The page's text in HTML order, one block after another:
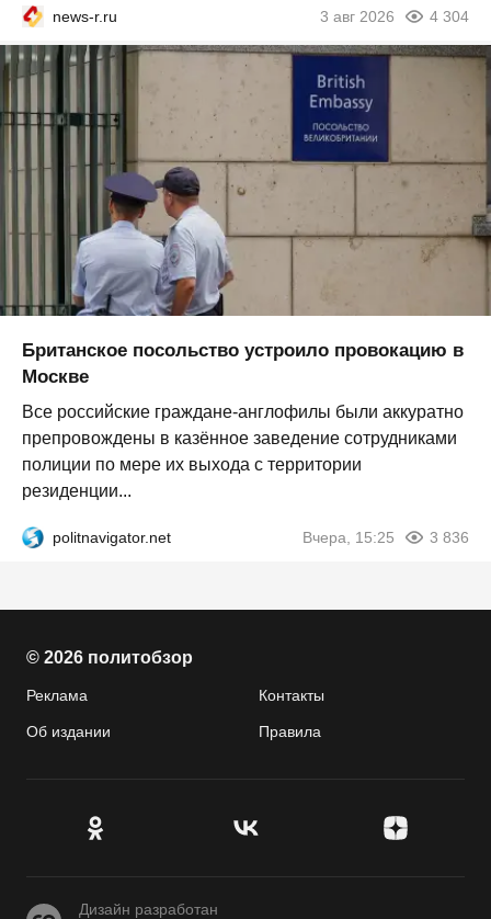
news-r.ru 3 авг 2026 4 304
Британское посольство устроило провокацию в
Москве
Все российские граждане-англофилы были аккуратно
препровождены в казённое заведение сотрудниками
полиции по мере их выхода с территории
резиденции...
politnavigator.net Вчера, 15:25 3 836
© 2026 политобзор
Реклама Контакты
Об издании Правила